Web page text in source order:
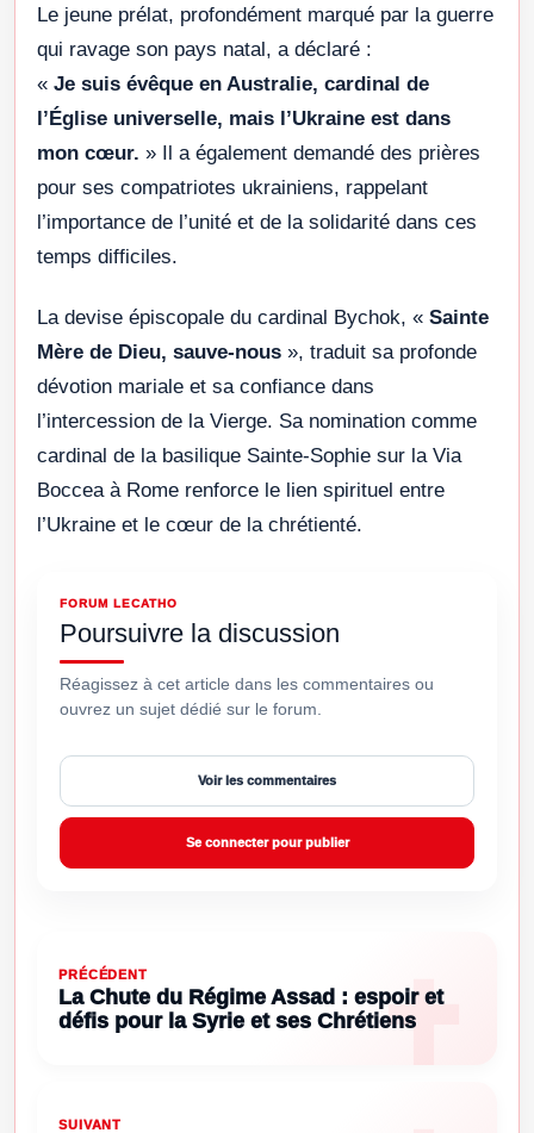
Le jeune prélat, profondément marqué par la guerre
qui ravage son pays natal, a déclaré :
« Je suis évêque en Australie, cardinal de
l’Église universelle, mais l’Ukraine est dans
mon cœur. » Il a également demandé des prières
pour ses compatriotes ukrainiens, rappelant
l’importance de l’unité et de la solidarité dans ces
temps difficiles.
La devise épiscopale du cardinal Bychok, « Sainte
Mère de Dieu, sauve-nous », traduit sa profonde
dévotion mariale et sa confiance dans
l’intercession de la Vierge. Sa nomination comme
cardinal de la basilique Sainte-Sophie sur la Via
Boccea à Rome renforce le lien spirituel entre
l’Ukraine et le cœur de la chrétienté.
FORUM LECATHO
Poursuivre la discussion
Réagissez à cet article dans les commentaires ou
ouvrez un sujet dédié sur le forum.
Voir les commentaires
Se connecter pour publier
PRÉCÉDENT
La Chute du Régime Assad : espoir et
défis pour la Syrie et ses Chrétiens
SUIVANT